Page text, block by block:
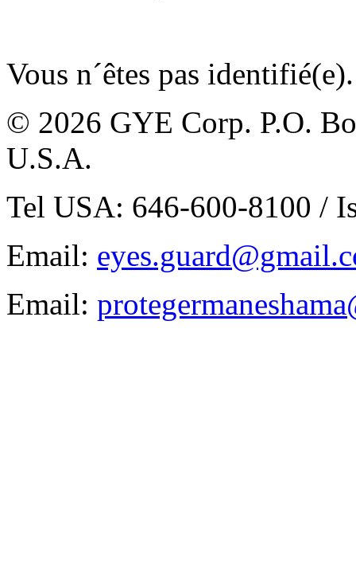
Vous n´êtes pas identifié(e).
© 2026 GYE Corp. P.O.
U.S.A.
Tel USA: 646-600-8100 /
Email:
Email: